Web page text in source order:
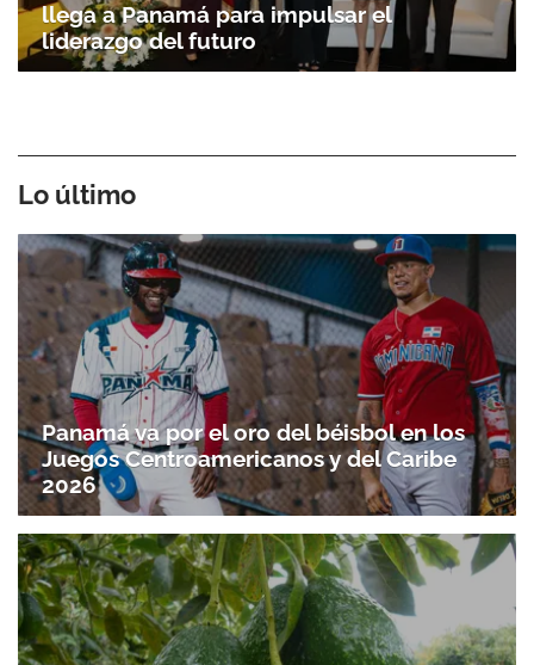
llega a Panamá para impulsar el
liderazgo del futuro
Lo último
Panamá va por el oro del béisbol en los
Juegos Centroamericanos y del Caribe
2026